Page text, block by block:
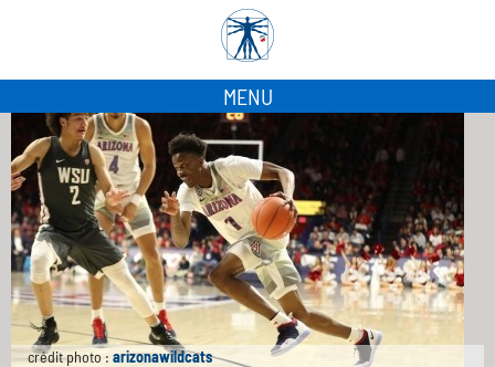
MENU
crédit photo : arizonawildcats